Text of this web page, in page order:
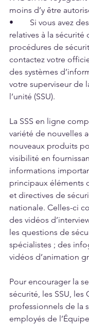
moins d’y être
•	Si vous avez des questions
relatives à la sécurité
procédures de
contactez votre
des systèmes
votre superviseur de
l’unité (SSU).
La SSS en ligne
variété de nouvelles
nouveaux produits
visibilité en
informations
principaux éléments
et directives de
nationale. Celles-ci
des vidéos
les questions de
spécialistes ; des
vidéos d’animation
Pour encourager la
sécurité, les SSU, les
professionnels de la
employés de